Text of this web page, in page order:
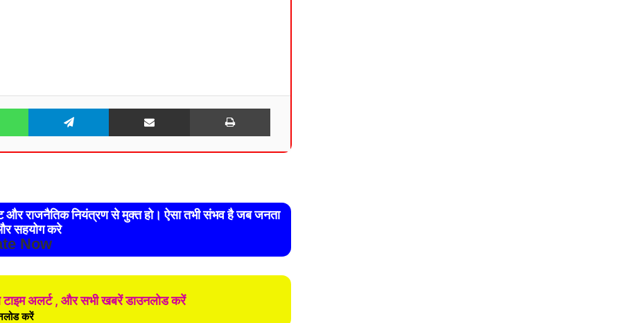
WhatsApp Telegram Share via Email Print
और राजनैतिक नियंत्रण से मुक्त हो। ऐसा तभी संभव है जब जनता
सहयोग करे
Now
टाइम अलर्ट , और सभी खबरें डाउनलोड करें
करें